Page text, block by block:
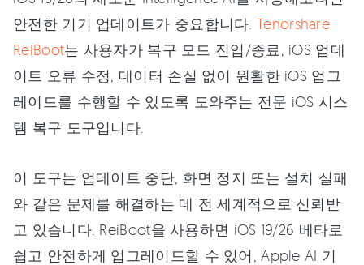
안전한 기기 업데이트가 중요합니다.Tenorshare
ReiBoot는 사용자가 복구 모드 진입/종료, iOS 업데
이트 오류 수정, 데이터 손실 없이 원활한 iOS 업그
레이드를 수행할 수 있도록 도와주는 전문 iOS 시스
템 복구 도구입니다.
이 도구는 업데이트 중단, 화면 정지 또는 설치 실패
와 같은 문제를 해결하는 데 전 세계적으로 신뢰받
고 있습니다. ReiBoot을 사용하면 iOS 19/26 베타로
쉽고 안전하게 업그레이드할 수 있어, Apple AI 기